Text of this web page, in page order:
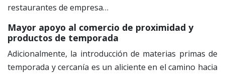
restaurantes de empresa…
Mayor apoyo al comercio de proximidad y
productos de temporada
Adicionalmente, la introducción de materias primas de
temporada y cercanía es un aliciente en el camino hacia